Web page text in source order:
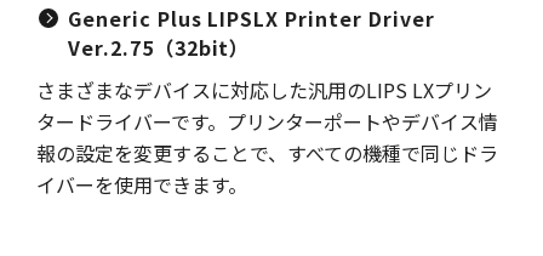
Generic Plus LIPSLX Printer Driver
Ver.2.75（32bit）
さまざまなデバイスに対応した汎用のLIPS LXプリン
タードライバーです。プリンターポートやデバイス情
報の設定を変更することで、すべての機種で同じドラ
イバーを使用できます。